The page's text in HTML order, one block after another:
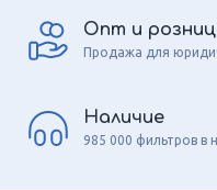
Опт и
Продажа для
Наличие
985 000 фильтров в